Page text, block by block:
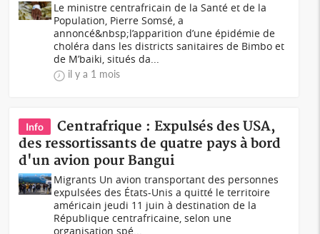
Le ministre centrafricain de la Santé et de la
Population, Pierre Somsé, a
annoncé&nbsp;l’apparition d’une épidémie de
choléra dans les districts sanitaires de Bimbo et
de M’baiki, situés da...
il y a 1 mois
Info
Centrafrique : Expulsés des USA,
des ressortissants de quatre pays à bord
d'un avion pour Bangui
Migrants Un avion transportant des personnes
expulsées des États-Unis a quitté le territoire
américain jeudi 11 juin à destination de la
République centrafricaine, selon une
organisation spé...